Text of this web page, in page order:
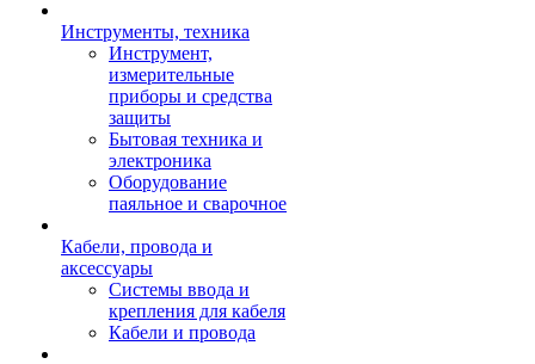
Инструменты, техника
Инструмент,
измерительные
приборы и средства
защиты
Бытовая техника и
электроника
Оборудование
паяльное и сварочное
Кабели, провода и
аксессуары
Системы ввода и
крепления для кабеля
Кабели и провода